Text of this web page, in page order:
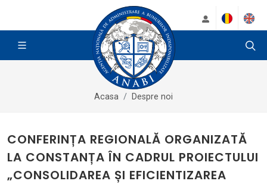
Acasa Despre noi
CONFERINȚA REGIONALĂ ORGANIZATĂ
LA CONSTANȚA ÎN CADRUL PROIECTULUI
„CONSOLIDAREA ȘI EFICIENTIZAREA